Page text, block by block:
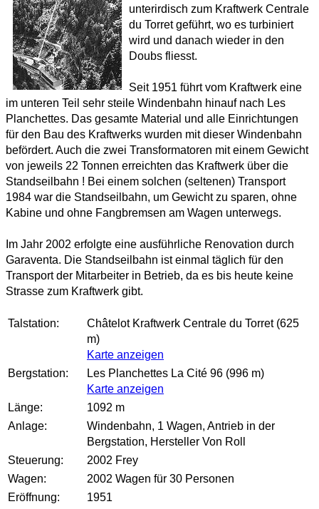
unterirdisch zum Kraftwerk Centrale
du Torret geführt, wo es turbiniert
wird und danach wieder in den
Doubs fliesst.
Seit 1951 führt vom Kraftwerk eine
im unteren Teil sehr steile Windenbahn hinauf nach Les
Planchettes. Das gesamte Material und alle Einrichtungen
für den Bau des Kraftwerks wurden mit dieser Windenbahn
befördert. Auch die zwei Transformatoren mit einem Gewicht
von jeweils 22 Tonnen erreichten das Kraftwerk über die
Standseilbahn ! Bei einem solchen (seltenen) Transport
1984 war die Standseilbahn, um Gewicht zu sparen, ohne
Kabine und ohne Fangbremsen am Wagen unterwegs.
Im Jahr 2002 erfolgte eine ausführliche Renovation durch
Garaventa. Die Standseilbahn ist einmal täglich für den
Transport der Mitarbeiter in Betrieb, da es bis heute keine
Strasse zum Kraftwerk gibt.
Talstation:
Châtelot Kraftwerk Centrale du Torret (625
m)
Karte anzeigen
Bergstation:
Les Planchettes La Cité 96 (996 m)
Karte anzeigen
Länge:
1092 m
Anlage:
Windenbahn, 1 Wagen, Antrieb in der
Bergstation, Hersteller Von Roll
Steuerung:
2002 Frey
Wagen:
2002 Wagen für 30 Personen
Eröffnung:
1951